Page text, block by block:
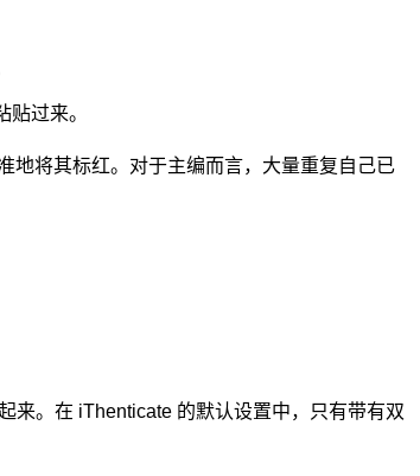
过来。
地将其标红。对于主编而言，大量重复自己已
来。在 iThenticate 的默认设置中，只有带有双